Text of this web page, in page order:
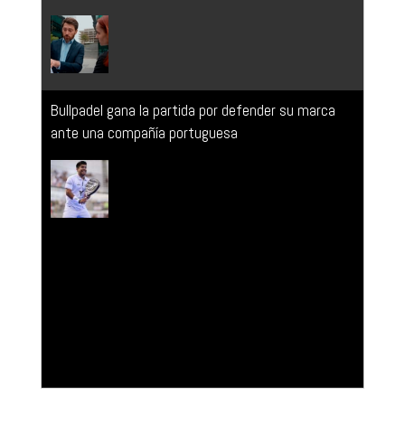
ante una compañía portuguesa